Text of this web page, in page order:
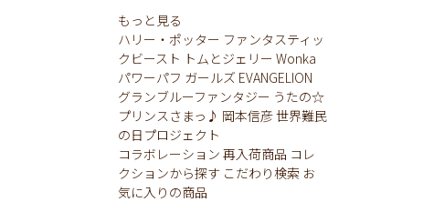
もっと見る
ハリー・ポッター ファンタスティッ
クビースト トムとジェリー Wonka
パワーパフ ガールズ EVANGELION
グランブルーファンタジー うたの☆
プリンスさまっ♪ 岡本信彦世界難民
の日プロジェクト
コラボレーション 再入荷商品 コレ
クションから探す こだわり検索 お
気に入りの商品